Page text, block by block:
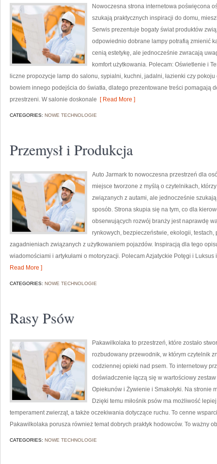
Nowoczesna strona internetowa poświęcona
szukają praktycznych inspiracji do domu,
Serwis prezentuje bogaty świat produktów
odpowiednio dobrane lampy potrafią zmienić
cenią estetykę, ale jednocześnie zwracają
komfort użytkowania. Polecam: Oświetlenie i
liczne propozycje lamp do salonu, sypialni, kuchni, jadalni, łazienki czy
bowiem innego podejścia do światła, dlatego prezentowane treści pomagają
przestrzeni. W salonie doskonale [ Read More ]
CATEGORIES: NOWE TECHNOLOGIE
Przemysł i Produkcja
Auto Jarmark to nowoczesna przestrzeń dla
miejsce tworzone z myślą o czytelnikach,
związanych z autami, ale jednocześnie
sposób. Strona skupia się na tym, co dla
obserwujących rozwój branży jest naprawdę
rynkowych, bezpieczeństwie, ekologii,
zagadnieniach związanych z użytkowaniem pojazdów. Inspiracją dla tego
wiadomościami i artykułami o motoryzacji. Polecam Azjatyckie Potęgi i
Read More ]
CATEGORIES: NOWE TECHNOLOGIE
Rasy Psów
Pakawilkolaka to przestrzeń, które zostało
rozbudowany przewodnik, w którym czytelnik
codziennej opieki nad psem. To internetowy
doświadczenie łączą się w wartościowy
Opiekunów i Żywienie i Smakołyki. Na stronie
Dzięki temu miłośnik psów ma możliwość
temperament zwierząt, a także oczekiwania dotyczące ruchu. To cenne
Pakawilkolaka porusza również temat dobrych praktyk hodowców. To ważny
CATEGORIES: NOWE TECHNOLOGIE